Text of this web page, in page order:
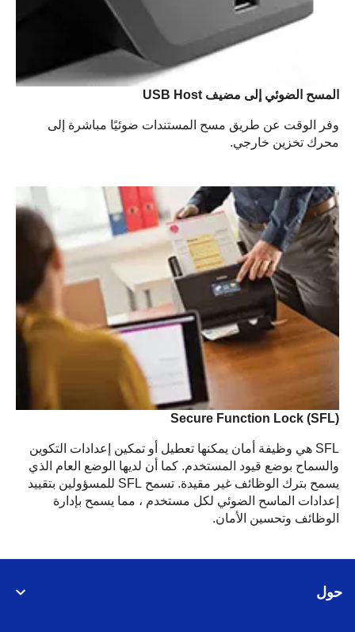
المسح الضوئي إلى مضيف USB Host
وفر الوقت عن طريق مسح المستندات ضوئيًا مباشرة إلى
محرك تخزين خارجي.
Secure Function Lock (SFL)
SFL هي وظيفة أمان يمكنها تعطيل أو تمكين إعدادات التكوين
والسماح بوضع قيود المستخدم. كما أن لديها الوضع العام الذي
يسمح بترك الوظائف غير مقيدة. تسمح SFL للمسؤولين بتقييد
إعدادات الماسح الضوئي لكل مستخدم ، مما يسمح بإدارة
الوظائف وتحسين الأمان.
حول